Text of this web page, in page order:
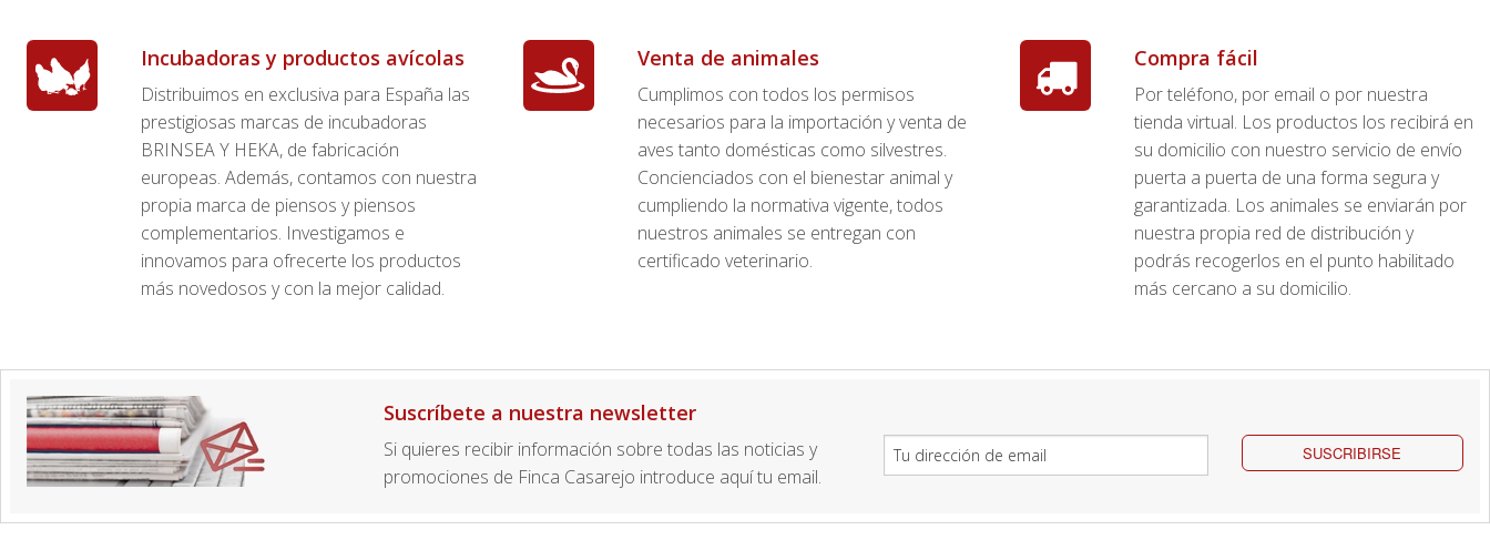
Incubadoras y productos avícolas
Distribuimos en exclusiva para España las
prestigiosas marcas de incubadoras
BRINSEA Y HEKA, de fabricación
europeas. Además, contamos con nuestra
propia marca de piensos y piensos
complementarios. Investigamos e
innovamos para ofrecerte los productos
más novedosos y con la mejor calidad.
Venta de animales
Cumplimos con todos los permisos
necesarios para la importación y venta de
aves tanto domésticas como silvestres.
Concienciados con el bienestar animal y
cumpliendo la normativa vigente, todos
nuestros animales se entregan con
certificado veterinario.
Compra fácil
Por teléfono, por email o por nuestra
tienda virtual. Los productos los recibirá en
su domicilio con nuestro servicio de envío
puerta a puerta de una forma segura y
garantizada. Los animales se enviarán por
nuestra propia red de distribución y
podrás recogerlos en el punto habilitado
más cercano a su domicilio.
Suscríbete a nuestra newsletter
Si quieres recibir información sobre todas las noticias y
promociones de Finca Casarejo introduce aquí tu email.
SUSCRIBIRSE